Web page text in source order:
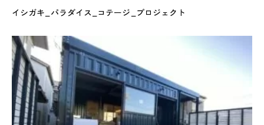
イシガキ_パラダイス_コテージ_プロジェクト